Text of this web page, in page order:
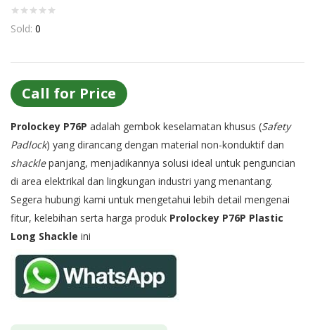
Sold: 0
Call for Price
Prolockey P76P adalah gembok keselamatan khusus (Safety
Padlock) yang dirancang dengan material non-konduktif dan
shacklepanjang, menjadikannya solusi ideal untuk penguncian
di area elektrikal dan lingkungan industri yang menantang.
Segera hubungi kami untuk mengetahui lebih detail mengenai
fitur, kelebihan serta harga produk Prolockey P76P Plastic
Long Shackle ini